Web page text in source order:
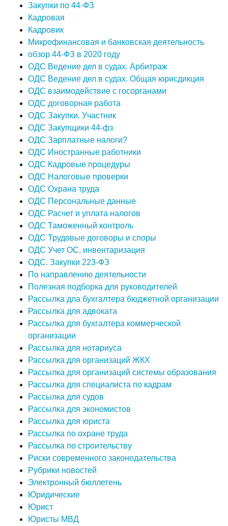
Закупки по 44-ФЗ
Кадровая
Кадровик
Микрофинансовая и банковская деятельность
обзор 44-ФЗ в 2020 году
ОДС Ведение дел в судах. Арбитраж
ОДС Ведение дел в судах. Общая юрисдикция
ОДС взаимодействие с госорганами
ОДС договорная работа
ОДС Закупки. Участник
ОДС Закупщики 44-фз
ОДС Зарплатные налоги?
ОДС Иностранные работники
ОДС Кадровые процедуры
ОДС Налоговые проверки
ОДС Охрана труда
ОДС Персональные данные
ОДС Расчет и уплата налогов
ОДС Таможенный контроль
ОДС Трудовые договоры и споры
ОДС Учет ОС, инвентаризация
ОДС. Закупки 223-ФЗ
По направлению деятельности
Полезная подборка для руководителей
Рассылка дла бухгалтера бюджетной организации
Рассылка для адвоката
Рассылка для бухгалтера коммерческой
организации
Рассылка для нотариуса
Рассылка для организаций ЖКХ
Рассылка для организаций системы образования
Рассылка для специалиста по кадрам
Рассылка для судов
Рассылка для экономистов
Рассылка для юриста
Рассылка по охране труда
Рассылка по строительству
Риски современного законодательства
Рубрики новостей
Электронный бюллетень
Юридические
Юрист
Юристы МВД